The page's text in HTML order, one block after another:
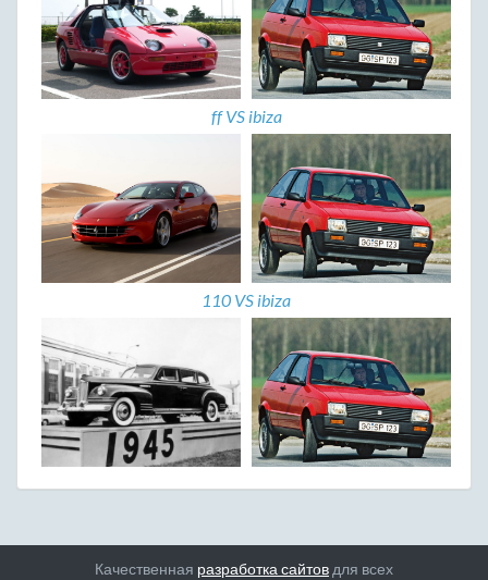
ff VS ibiza
110 VS ibiza
Качественная разработка сайтов для всех